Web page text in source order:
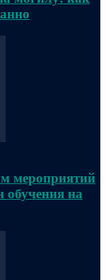
мероприятий
на